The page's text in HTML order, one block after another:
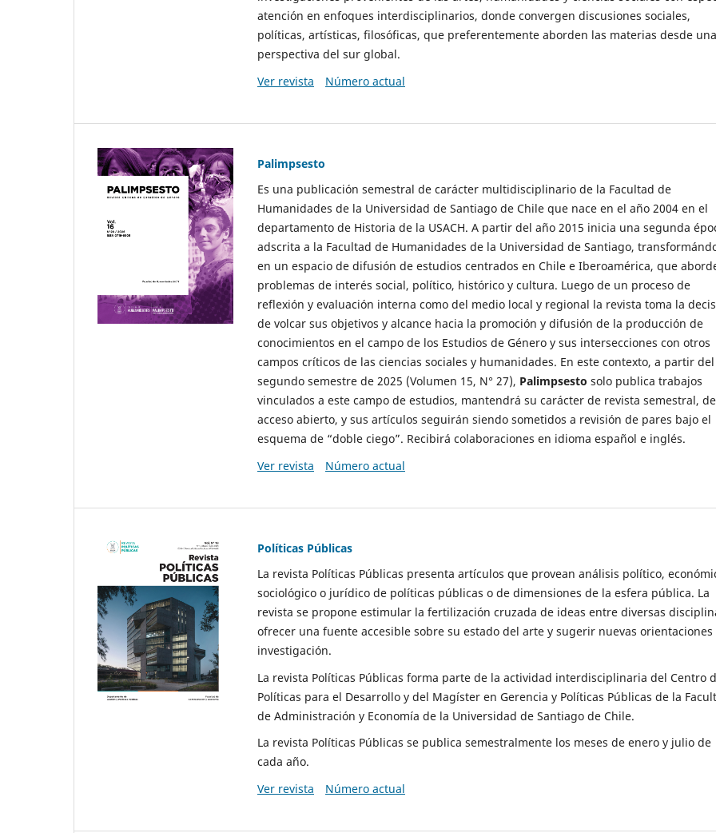
atención en enfoques interdisciplinarios, donde convergen discusiones sociales,
políticas, artísticas, filosóficas, que preferentemente aborden las materias desde una
perspectiva del sur global.
Ver revista
Número actual
Palimpsesto
Es una publicación semestral de carácter multidisciplinario de la Facultad de
Humanidades de la Universidad de Santiago de Chile que nace en el año 2004 en el
departamento de Historia de la USACH. A partir del año 2015 inicia una segunda
adscrita a la Facultad de Humanidades de la Universidad de Santiago,
en un espacio de difusión de estudios centrados en Chile e Iberoamérica, que
problemas de interés social, político, histórico y cultura. Luego de un proceso de
reflexión y evaluación interna como del medio local y regional la revista toma la
de volcar sus objetivos y alcance hacia la promoción y difusión de la producción de
conocimientos en el campo de los Estudios de Género y sus intersecciones con otros
campos críticos de las ciencias sociales y humanidades. En este contexto, a partir del
segundo semestre de 2025 (Volumen 15, N° 27), Palimpsesto solo publica trabajos
vinculados a este campo de estudios, mantendrá su carácter de revista semestral, de
acceso abierto, y sus artículos seguirán siendo sometidos a revisión de pares bajo el
esquema de “doble ciego”. Recibirá colaboraciones en idioma español e inglés.
Ver revista
Número actual
Políticas Públicas
La revista Políticas Públicas presenta artículos que provean análisis político,
sociológico o jurídico de políticas públicas o de dimensiones de la esfera pública. La
revista se propone estimular la fertilización cruzada de ideas entre diversas
ofrecer una fuente accesible sobre su estado del arte y sugerir nuevas orientaciones
investigación.
La revista Políticas Públicas forma parte de la actividad interdisciplinaria del Centro
Políticas para el Desarrollo y del Magíster en Gerencia y Políticas Públicas de la
de Administración y Economía de la Universidad de Santiago de Chile.
La revista Políticas Públicas se publica semestralmente los meses de enero y julio de
cada año.
Ver revista
Número actual